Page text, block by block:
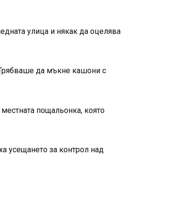
улица и някак да оцелява
да мъкне кашони с
пощальонка, която
усещането за контрол над